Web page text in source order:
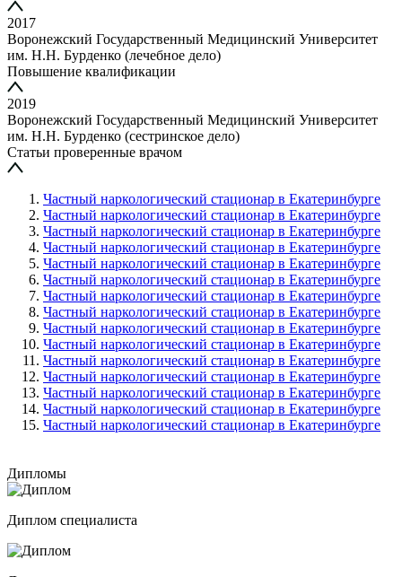
2017
Воронежский Государственный Медицинский Университет
им. Н.Н. Бурденко (лечебное дело)
Повышение квалификации
2019
Воронежский Государственный Медицинский Университет
им. Н.Н. Бурденко (сестринское дело)
Статьи проверенные врачом
Частный наркологический стационар в Екатеринбурге
Частный наркологический стационар в Екатеринбурге
Частный наркологический стационар в Екатеринбурге
Частный наркологический стационар в Екатеринбурге
Частный наркологический стационар в Екатеринбурге
Частный наркологический стационар в Екатеринбурге
Частный наркологический стационар в Екатеринбурге
Частный наркологический стационар в Екатеринбурге
Частный наркологический стационар в Екатеринбурге
Частный наркологический стационар в Екатеринбурге
Частный наркологический стационар в Екатеринбурге
Частный наркологический стационар в Екатеринбурге
Частный наркологический стационар в Екатеринбурге
Частный наркологический стационар в Екатеринбурге
Частный наркологический стационар в Екатеринбурге
Дипломы
Диплом специалиста